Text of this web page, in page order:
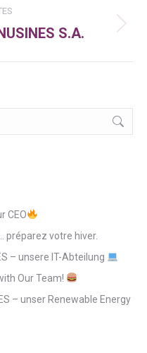
S.A.
CEO
préparez votre hiver.
– unsere IT-Abteilung
Our Team!
– unser Renewable Energy